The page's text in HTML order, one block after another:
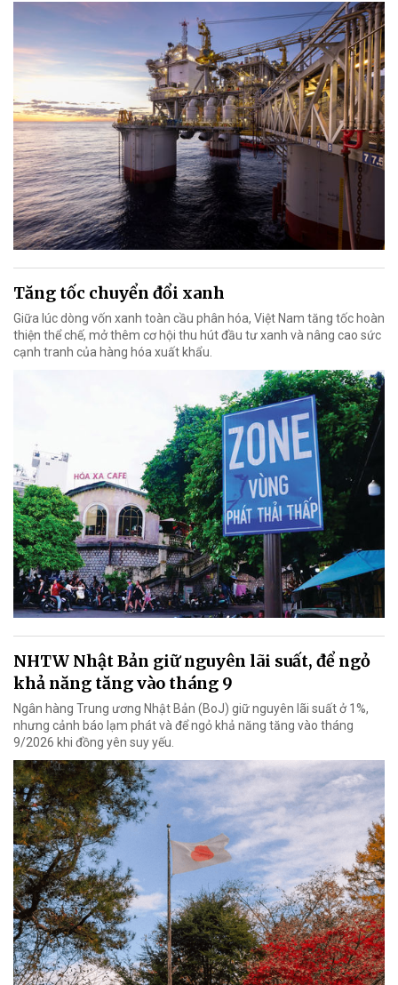
Tăng tốc chuyển đổi xanh
Giữa lúc dòng vốn xanh toàn cầu phân hóa, Việt Nam tăng tốc hoàn
thiện thể chế, mở thêm cơ hội thu hút đầu tư xanh và nâng cao sức
cạnh tranh của hàng hóa xuất khẩu.
NHTW Nhật Bản giữ nguyên lãi suất, để ngỏ
khả năng tăng vào tháng 9
Ngân hàng Trung ương Nhật Bản (BoJ) giữ nguyên lãi suất ở 1%,
nhưng cảnh báo lạm phát và để ngỏ khả năng tăng vào tháng
9/2026 khi đồng yên suy yếu.